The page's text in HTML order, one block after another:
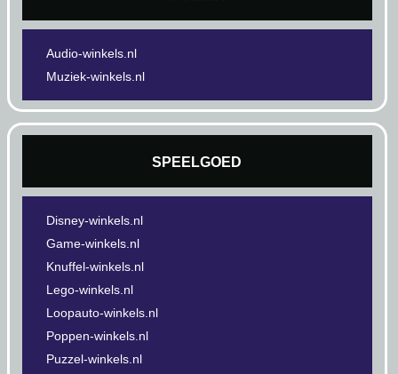
Audio-winkels.nl
Muziek-winkels.nl
SPEELGOED
Disney-winkels.nl
Game-winkels.nl
Knuffel-winkels.nl
Lego-winkels.nl
Loopauto-winkels.nl
Poppen-winkels.nl
Puzzel-winkels.nl